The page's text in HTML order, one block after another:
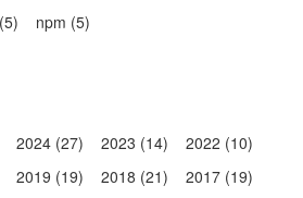
(5) npm (5)
2024 (27) 2023 (14)
2022 (10)
2019 (19) 2018 (21)
2017 (19)